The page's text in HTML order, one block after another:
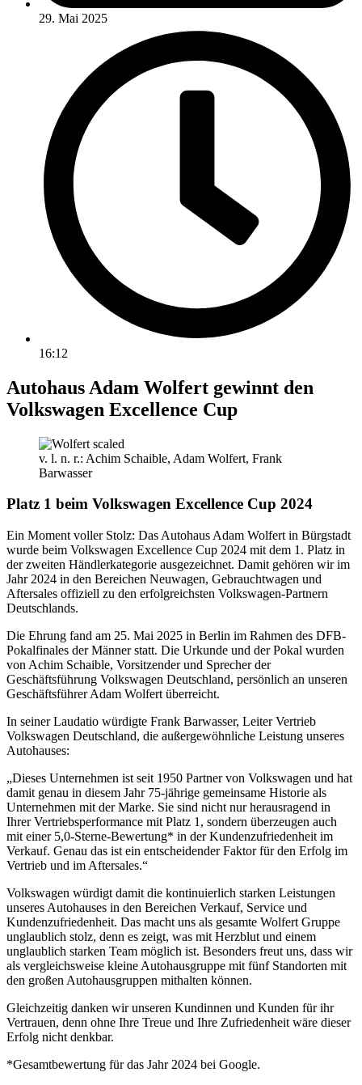
29. Mai 2025
16:12
Autohaus Adam Wolfert gewinnt den
Volkswagen Excellence Cup
v. l. n. r.: Achim Schaible, Adam Wolfert, Frank
Barwasser
Platz 1 beim Volkswagen Excellence Cup 2024
Ein Moment voller Stolz: Das Autohaus Adam Wolfert in Bürgstadt
wurde beim Volkswagen Excellence Cup 2024 mit dem 1. Platz in
der zweiten Händlerkategorie ausgezeichnet. Damit gehören wir im
Jahr 2024 in den Bereichen Neuwagen, Gebrauchtwagen und
Aftersales offiziell zu den erfolgreichsten Volkswagen-Partnern
Deutschlands.
Die Ehrung fand am 25. Mai 2025 in Berlin im Rahmen des DFB-
Pokalfinales der Männer statt. Die Urkunde und der Pokal wurden
von Achim Schaible, Vorsitzender und Sprecher der
Geschäftsführung Volkswagen Deutschland, persönlich an unseren
Geschäftsführer Adam Wolfert überreicht.
In seiner Laudatio würdigte Frank Barwasser, Leiter Vertrieb
Volkswagen Deutschland, die außergewöhnliche Leistung unseres
Autohauses:
„Dieses Unternehmen ist seit 1950 Partner von Volkswagen und hat
damit genau in diesem Jahr 75-jährige gemeinsame Historie als
Unternehmen mit der Marke. Sie sind nicht nur herausragend in
Ihrer Vertriebsperformance mit Platz 1, sondern überzeugen auch
mit einer 5,0-Sterne-Bewertung* in der Kundenzufriedenheit im
Verkauf. Genau das ist ein entscheidender Faktor für den Erfolg im
Vertrieb und im Aftersales.“
Volkswagen würdigt damit die kontinuierlich starken Leistungen
unseres Autohauses in den Bereichen Verkauf, Service und
Kundenzufriedenheit. Das macht uns als gesamte Wolfert Gruppe
unglaublich stolz, denn es zeigt, was mit Herzblut und einem
unglaublich starken Team möglich ist. Besonders freut uns, dass wir
als vergleichsweise kleine Autohausgruppe mit fünf Standorten mit
den großen Autohausgruppen mithalten können.
Gleichzeitig danken wir unseren Kundinnen und Kunden für ihr
Vertrauen, denn ohne Ihre Treue und Ihre Zufriedenheit wäre dieser
Erfolg nicht denkbar.
*Gesamtbewertung für das Jahr 2024 bei Google.